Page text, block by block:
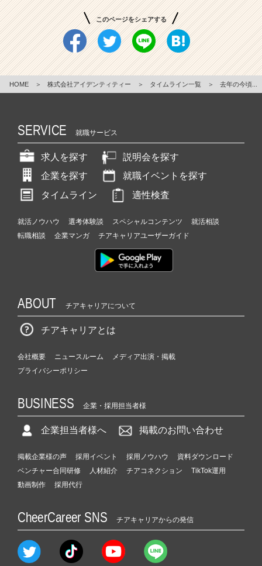
このページをシェアする
HOME ＞ 株式会社アイデンティティー ＞ タイムライン一覧 ＞ 去年の今頃...
SERVICE 就職サービス
求人を探す
説明会を探す
企業を探す
就職イベントを探す
タイムライン
適性検査
就活ノウハウ 選考体験談 スペシャルコンテンツ
就活相談
転職相談
企業マンガ チアキャリアユーザーガイド
ABOUT チアキャリアについて
チアキャリアとは
会社概要 ニュースルーム
メディア出演・掲載
プライバシーポリシー
BUSINESS 企業・採用担当者様
企業担当者様へ 掲載のお問い合わせ
掲載企業様の声 採用イベント 採用ノウハウ
資料ダウンロード
ベンチャー合同研修
人材紹介 チアコネクション
TikTok運用
動画制作
採用代行
CheerCareer SNS チアキャリアからの発信